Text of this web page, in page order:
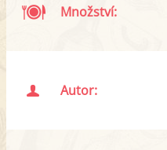
Množství:
Autor: